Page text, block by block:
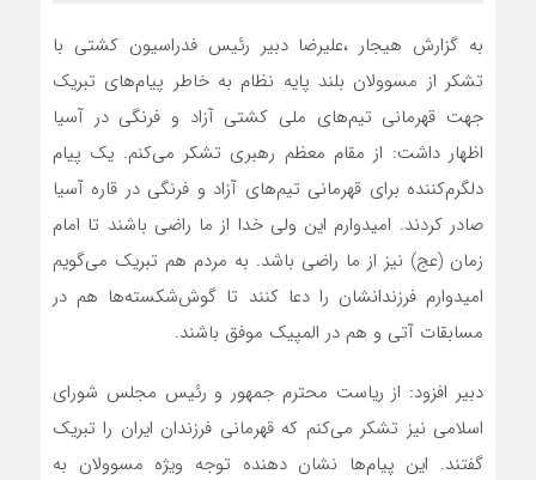
به گزارش هیجار ،علیرضا دبیر رئیس فدراسیون کشتی با
تشکر از مسوولان بلند پایه نظام به خاطر پیام‌های تبریک
جهت قهرمانی تیم‌های ملی کشتی آزاد و فرنگی در آسیا
اظهار داشت: از مقام معظم رهبری تشکر می‌کنم. یک پیام
دلگرم‌کننده برای قهرمانی تیم‌های آزاد و فرنگی در قاره آسیا
صادر کردند. امیدوارم این ولی خدا از ما راضی باشند تا امام
زمان (عج) نیز از ما راضی باشد. به مردم هم تبریک می‌گویم
امیدوارم فرزندانشان را دعا کنند تا گوش‌شکسته‌ها هم در
مسابقات آتی و هم در المپیک موفق باشند.
دبیر افزود: از ریاست محترم جمهور و رئیس مجلس شورای
اسلامی نیز تشکر می‌کنم که قهرمانی فرزندان ایران را تبریک
گفتند. این پیام‌ها نشان دهنده توجه ویژه مسوولان به